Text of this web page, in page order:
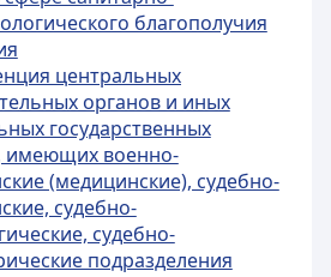
благополучия
центральных
органов и иных
государственных
имеющих военно-
(медицинские), судебно-
судебно-
судебно-
подразделения